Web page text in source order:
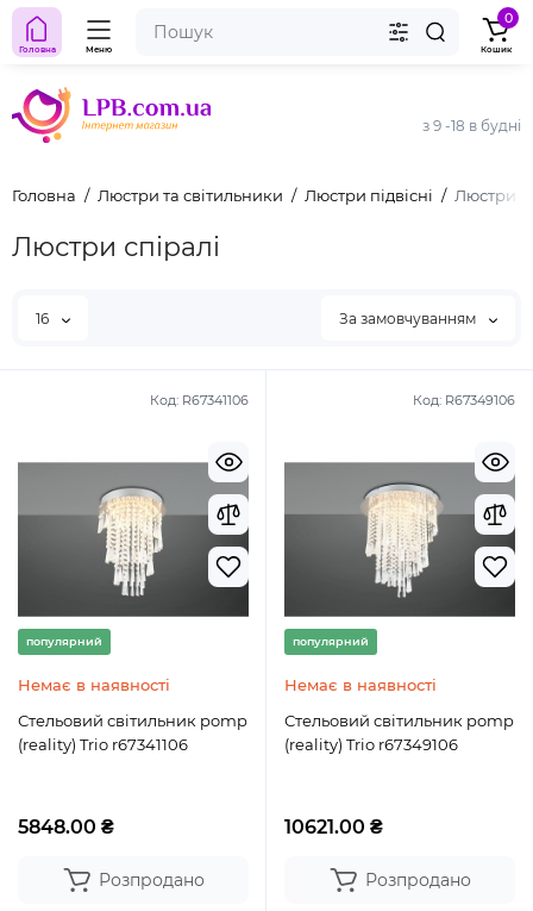
з 9 -18 в будні
Головна Меню
0
Кошик
Головна Люстри та світильники Люстри підвісні Люстри
Люстри спіралі
16 За замовчуванням
Код: R67341106
популярний
Немає в наявності
Стельовий світильник pomp
(reality) Trio r67341106
5848.00 ₴
Розпродано
Код: R67349106
популярний
Немає в наявності
Стельовий світильник pomp
(reality) Trio r67349106
10621.00 ₴
Розпродано